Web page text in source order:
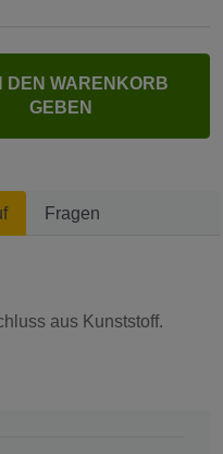
DEN WARENKORB
GEBEN
Fragen
aus Kunststoff.